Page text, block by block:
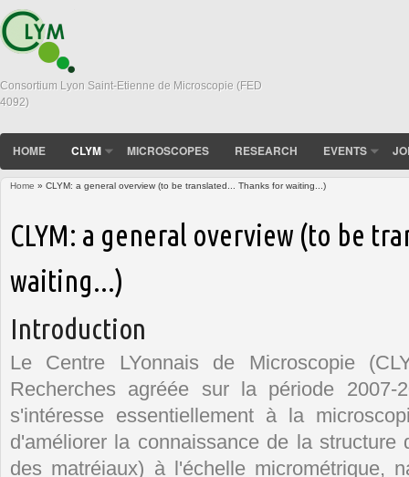
Consortium Lyon Saint-Etienne de Microscopie (FED
4092)
HOME CLYM MICROSCOPES RESEARCH EVENTS
Home » CLYM: a general overview (to be translated... Thanks for waiting...)
CLYM: a general overview (to be
waiting...)
Introduction
Le Centre LYonnais de Microscopie
Recherches agréée sur la période
s'intéresse essentiellement à la
d'améliorer la connaissance de la structure
des matréiaux) à l'échelle micrométrique,